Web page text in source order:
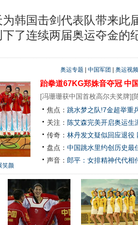
国击剑代表队带来此
了连续两届奥运夺金的
奥运专题 中国军团 奥运视频
笑颜
跆拳道67KG郑姝音夺冠 中
[冯珊珊获中国首枚高尔夫奖牌][
焦点： 跳水梦之队!7金超举重
关注： 陈艾森完美开启奥运
传奇： 林丹发文疑似回应退役
盘点： 中国跳水里约创历史最
声音： 郎平：女排精神代代相